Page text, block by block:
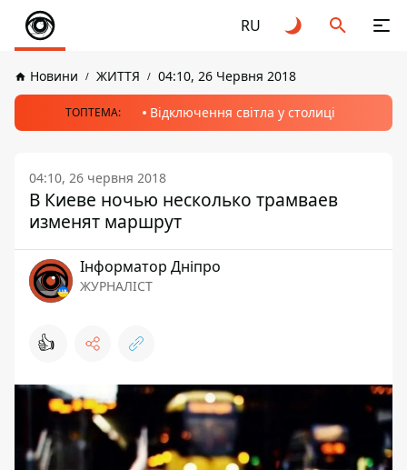
RU
Новини ЖИТТЯ 04:10, 26 Червня 2018
ТОПТЕМА: Відключення світла у столиці
04:10, 26 червня 2018
В Киеве ночью несколько трамваев
изменят маршрут
Інформатор Дніпро
ЖУРНАЛІСТ
👍